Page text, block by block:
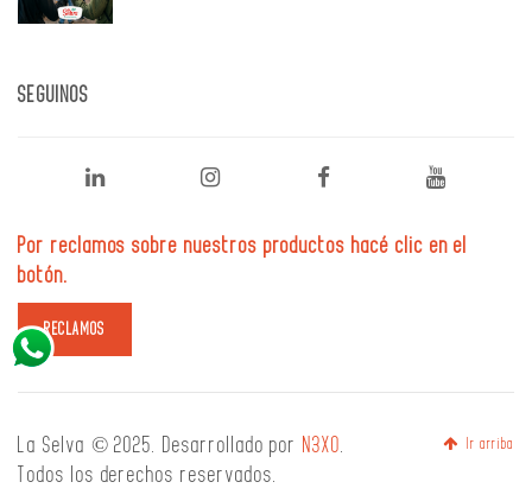
SEGUINOS
Por reclamos sobre nuestros productos hacé clic en el
botón.
La Selva © 2025. Desarrollado por N3XO.
Todos los derechos reservados.
Ir arriba